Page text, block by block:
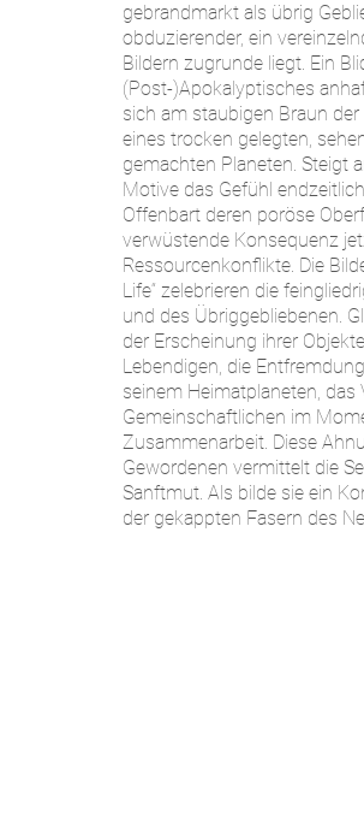
gebrandmarkt als übrig
obduzierender, ein
Bildern zugrunde liegt. Ein
(Post-)Apokalyptisches
sich am staubigen Braun
eines trocken gelegten,
gemachten Planeten. Steigt
Motive das Gefühl
Offenbart deren poröse
verwüstende Konsequenz
Ressourcenkonflikte. Die
Life“ zelebrieren die
und des Übriggebliebenen.
der Erscheinung ihrer
Lebendigen, die
seinem Heimatplaneten, das
Gemeinschaftlichen im
Zusammenarbeit. Diese
Gewordenen vermittelt die
Sanftmut. Als bilde sie ein
der gekappten Fasern des